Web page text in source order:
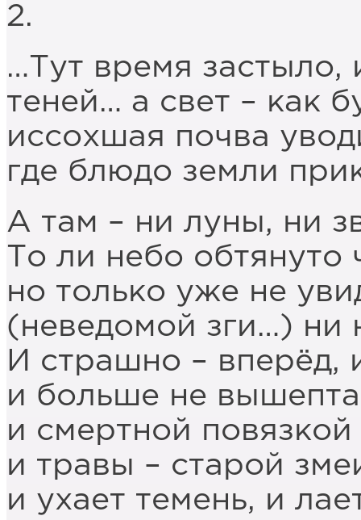
2.
…Тут время застыло,
теней… а свет – как
иссохшая почва
где блюдо земли
А там – ни луны, ни
То ли небо
но только уже не
(неведомой зги…) ни
И страшно – вперёд,
и больше не
и смертной повязкой
и травы – старой
и ухает темень, и